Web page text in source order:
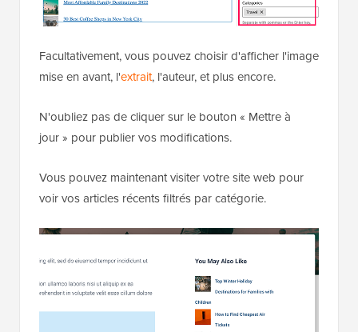
Facultativement, vous pouvez choisir d'afficher l'image
mise en avant, l'extrait, l'auteur, et plus encore.
N'oubliez pas de cliquer sur le bouton « Mettre à
jour » pour publier vos modifications.
Vous pouvez maintenant visiter votre site web pour
voir vos articles récents filtrés par catégorie.